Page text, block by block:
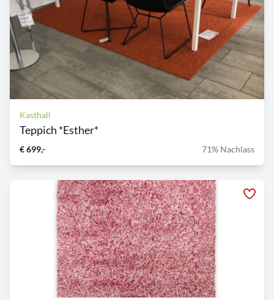
Kasthall
Teppich *Esther*
€ 699,- 71% Nachlass